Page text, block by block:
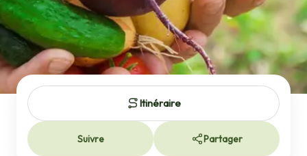
Itinéraire
Suivre Partager